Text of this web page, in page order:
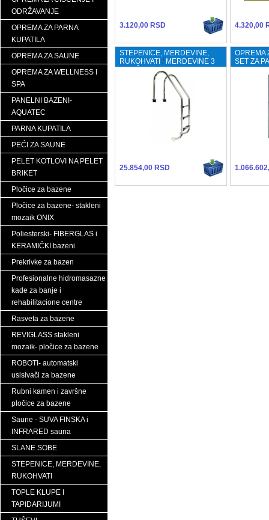
ODRŽAVANJE
OPREMA ZA PARNA
KUPATILA
OPREMA ZA SAUNE
OPREMA ZA WELLNESS I
SPA
PANELNI BAZENI-
AQUATEC
PARNA KUPATILA
PEĆI ZA SAUNE
PELET KOTLOVI NA PELET
BRIKET
Pločice za bazene
Pločice za bazene- stakleni
mozaik ONIX
Poliesterski- FIBERGLAS i
KERAMIČKI bazeni
Prekrivke za bazen
Profesionalne hidromasazne
kade za banje i
rehabilitacione centre
Rasveta za bazene
REVIGLASS stakleni
mozaik- pločice za bazene
ROBOTI- automatski
usisivači za bazene
Rubni kamen i završne
pločice za bazene
Saune - SUVA FINSKA i
INFRARED sauna
SLANE SOBE
STEPENICE, MERDEVINE,
RUKOHVATI
TOPLE KLUPE I
TAPIDARIJUMI
3.120,00 RSD 4.320,00
STEPENICE, MERDEVINE,
RUKOHVATI / MERDEVINE 3
25.854,00 RSD
OPREMA
SET ZA